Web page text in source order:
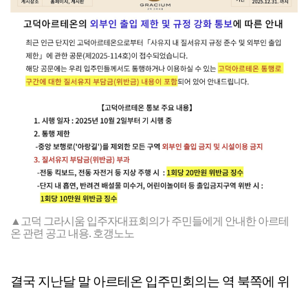
▲고덕 그라시움 입주자대표회의가 주민들에게 안내한 아르테
온 관련 공고 내용. 호갱노노
결국 지난달 말 아르테온 입주민회의는 역 북쪽에 위